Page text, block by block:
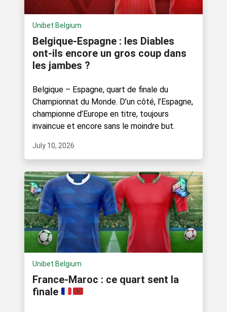
Unibet Belgium
Belgique-Espagne : les Diables
ont-ils encore un gros coup dans
les jambes ?
Belgique – Espagne, quart de finale du
Championnat du Monde. D’un côté, l’Espagne,
championne d’Europe en titre, toujours
invaincue et encore sans le moindre but.
July 10, 2026
Unibet Belgium
France-Maroc : ce quart sent la
finale